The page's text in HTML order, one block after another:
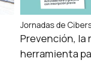
Jornadas de
Prevención, la
herramienta